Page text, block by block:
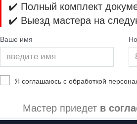
✔️ Полный комплект
✔️ Выезд мастера на
Ваше имя
Я соглашаюсь с обработкой
Мастер приедет в